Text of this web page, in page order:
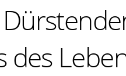
des